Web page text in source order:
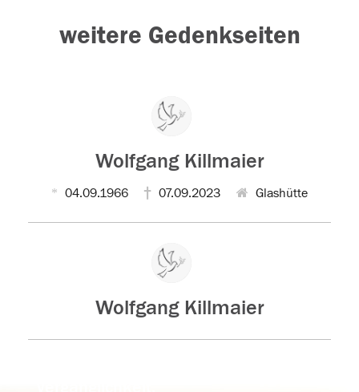
weitere Gedenkseiten
Wolfgang Killmaier
04.09.1966 07.09.2023 Glashütte
Wolfgang Killmaier